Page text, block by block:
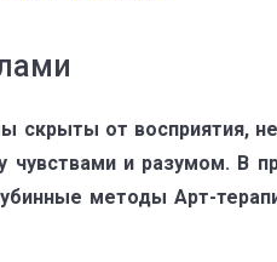
скрыты от восприятия,
и разумом. В
методы Арт-